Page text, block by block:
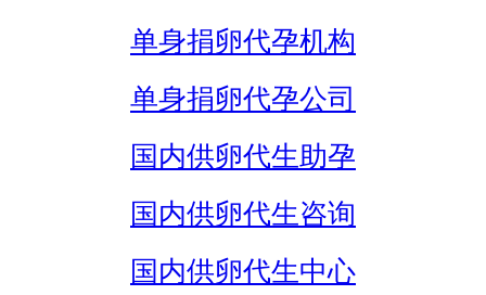
单身捐卵代孕机构
单身捐卵代孕公司
国内供卵代生助孕
国内供卵代生咨询
国内供卵代生中心